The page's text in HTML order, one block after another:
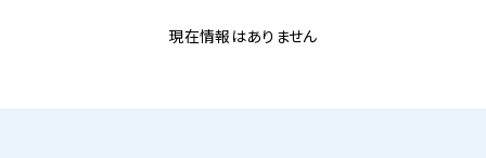
現在情報はありません